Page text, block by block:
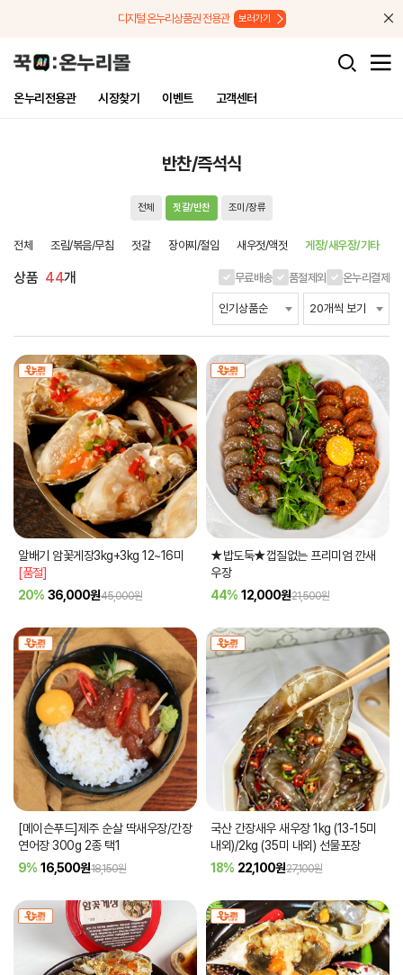
디지털 온누리상품권 전용관 보러가기
온누리전용관 시장찾기 이벤트 고객센터
반찬/즉석식
전체 젓갈/반찬 조미/장류
전체 조림/볶음/무침 젓갈 장아찌/절임 새우젓/액젓 게장/새우장/기타
상품 44개 무료배송 품절제외 온누리결제
알배기 암꽃게장3kg+3kg 12~16미
[품절]
20% 36,000원45,000원
★밥도둑★껍질없는 프리미엄 깐새
우장
44% 12,000원21,500원
[메이슨푸드]제주 순살 딱새우장/간장
연어장 300g 2종 택1
9% 16,500원18,150원
국산 간장새우 새우장 1kg (13-15미
내외)/2kg (35미 내외) 선물포장
18% 22,100원27,100원